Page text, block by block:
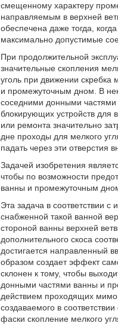
смещенному характеру
направляемым в верхней
обеспечена даже тогда,
максимально допустимые
При продолжительной
значительные скопления
уголь при движении скребка
и промежуточным дном. В
соседними донными частями
блокирующих устройств для
или ремонта значительно
дне проходы для мелкого
падать через эти отверстия
Задачей изобретения
чтобы по возможности
ванны и промежуточным дном
Эта задача в соответствии
снабженной такой ванной
стороной ванны верхней
дополнительного скоса
достигается направленный
образом создает эффект
склонен к тому, чтобы
донными частями ванны и
действием проходящих мимо
создаваемого в
фаски скопление мелкого